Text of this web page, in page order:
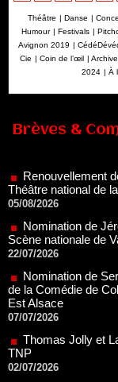
Théâtre | Danse |
Humour | Festivals |
Avignon 2019 |
Cie | Coin de l’œil |
2024 | À
Brèves &
Renouvellement
Nomination de
Scène nationale de
22/07/2026
Nomination de
de la Comédie de
Est Alsace
07/07/2026
Thomas Jolly et
TNP
02/07/2026
Fonds SACD
23/06/2026